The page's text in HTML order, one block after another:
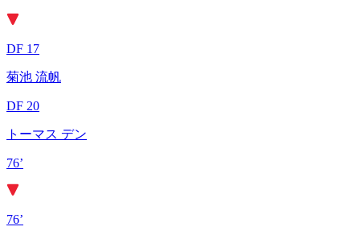
DF 17
菊池 流帆
DF 20
トーマス デン
76’
76’